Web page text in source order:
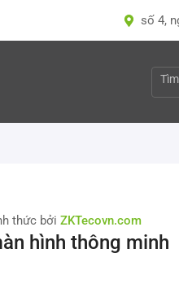
số 4,
thức bởi ZKTecovn.com
hình thông minh